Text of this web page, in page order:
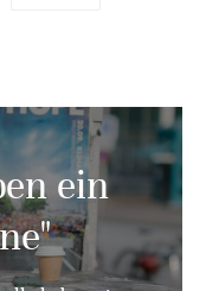
ein